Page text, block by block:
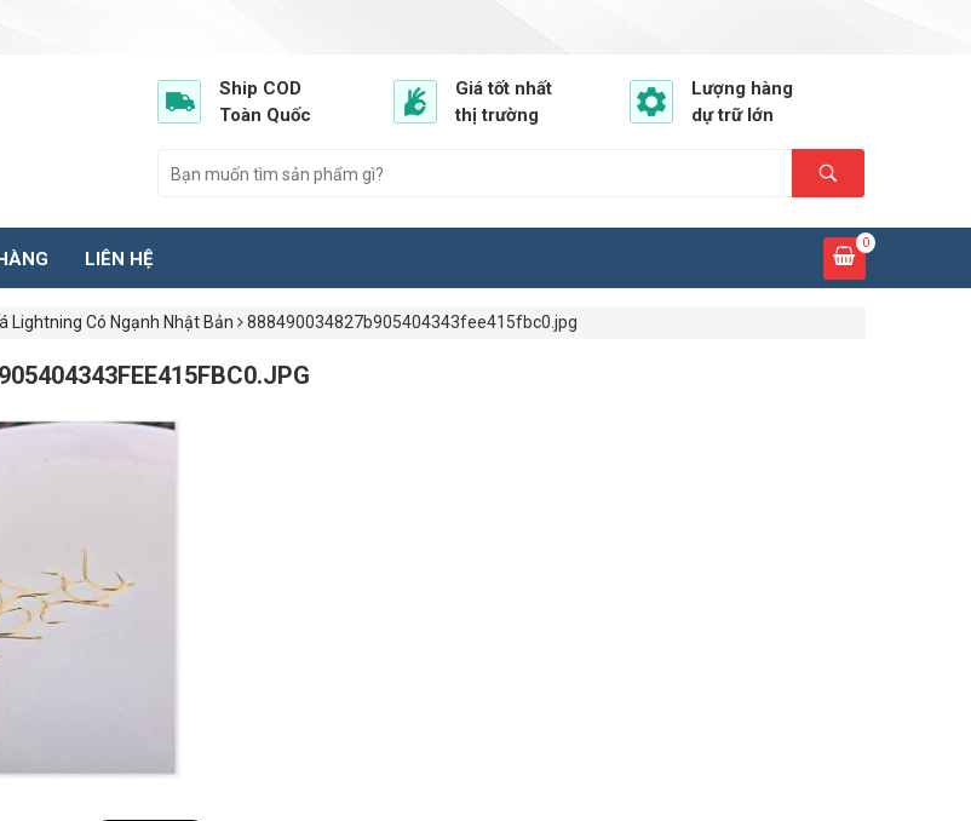
Ship COD
Toàn Quốc
Giá tốt nhất
thị trường
Lượng hàng
dự trữ lớn
LIÊN HỆ
0
Lightning Có Ngạnh Nhật Bản 888490034827b905404343fee415fbc0.jpg